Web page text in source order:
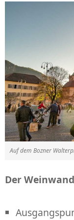
Auf dem Bozner
Der